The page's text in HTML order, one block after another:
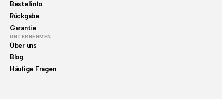
Bestellinfo
Rückgabe
Garantie
UNTERNEHMEN
Über uns
Blog
Häufige Fragen